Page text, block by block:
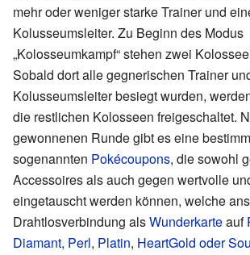
mehr oder weniger starke Trainer und
Kolusseumsleiter. Zu Beginn des Modus
„Kolosseumkampf“ stehen zwei
Sobald dort alle gegnerischen Trainer
Kolusseumsleiter besiegt wurden,
die restlichen Kolosseen freigeschaltet.
gewonnenen Runde gibt es eine
sogenannten Pokécoupons, die sowohl
Accessoires als auch gegen wertvolle
eingetauscht werden können, welche
Drahtlosverbindung alsWunderkarteauf
Diamant, Perl, Platin, HeartGold oder